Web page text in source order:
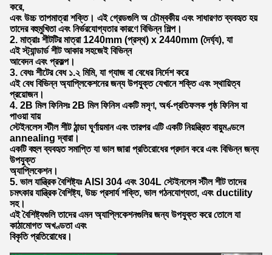
করে,
এবং উচ্চ তাপমাত্রা শক্তি। এই গ্রেডগুলি অ চৌম্বকীয় এবং সাধারণত ব্যবহৃত হয়
তাদের বহুমুখিতা এবং নির্ভরযোগ্যতার কারণে বিভিন্ন শিল্প।
2. মাত্রাঃ শীটটির মাত্রা 1240mm (প্রস্থ) x 2440mm (দৈর্ঘ্য), যা
এই স্ট্যান্ডার্ড শীট আকার সহজেই বিভিন্ন
আবেদন এবং প্রকল্প।
3. বেধঃ শীটের বেধ ১.২ মিমি, যা গ্যাজ বা বেধের নির্দেশ করে
এই বেধ বিভিন্ন অ্যাপ্লিকেশনের জন্য উপযুক্ত যেখানে শক্তি এবং স্থায়িত্ব
প্রয়োজন।
4. 2B মিল ফিনিসঃ 2B মিল ফিনিস একটি মসৃণ, অর্ধ-প্রতিফলক পৃষ্ঠ ফিনিস যা
পাওয়া যায়
স্টেইনলেস স্টীল শীট ঠান্ডা ঘূর্ণায়মান এবং তারপর এটি একটি নিয়ন্ত্রিত বায়ুমণ্ডলে
annealing দ্বারা।
একটি বহুল ব্যবহৃত সমাপ্তি যা ভাল জারা প্রতিরোধের প্রদান করে এবং বিভিন্ন জন্য
উপযুক্ত
অ্যাপ্লিকেশন।
5. ভাল যান্ত্রিক বৈশিষ্ট্যঃ AISI 304 এবং 304L স্টেইনলেস স্টীল শীট তাদের
চমৎকার যান্ত্রিক বৈশিষ্ট্য, উচ্চ প্রসার্য শক্তি, ভাল গঠনযোগ্যতা, এবং ductility
সহ।
এই বৈশিষ্ট্যগুলি তাদের এমন অ্যাপ্লিকেশনগুলির জন্য উপযুক্ত করে তোলে যা
কাঠামোগত অখণ্ডতা এবং
বিকৃতি প্রতিরোধের।